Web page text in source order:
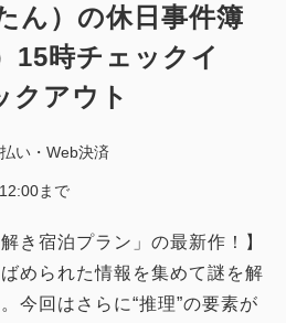
ん）の休日事件簿
15時チェックイ
クアウト
い・Web決済
まで
き宿泊プラン」の最新作！】
められた情報を集めて謎を解
今回はさらに“推理”の要素が